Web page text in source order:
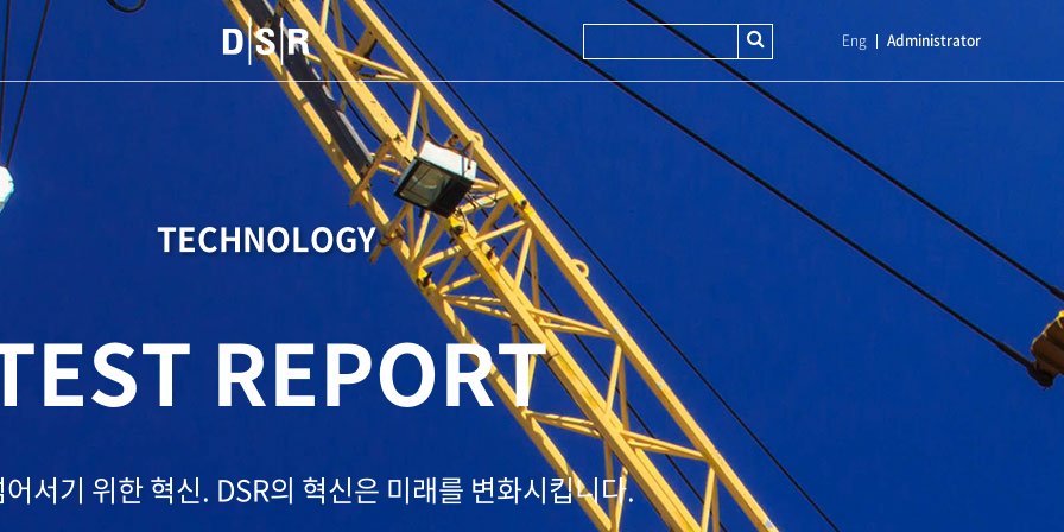
Eng Administrator
TECHNOLOGY
REPORT
서기 위한 혁신. DSR의 혁신은 미래를 변화시킵니다.